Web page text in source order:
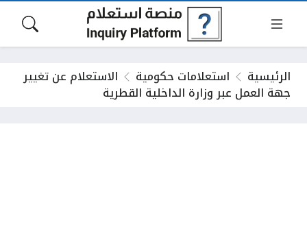
الرئيسية استعلامات حكومية الاستعلام عن تغيير
جهة العمل عبر وزارة الداخلية القطرية